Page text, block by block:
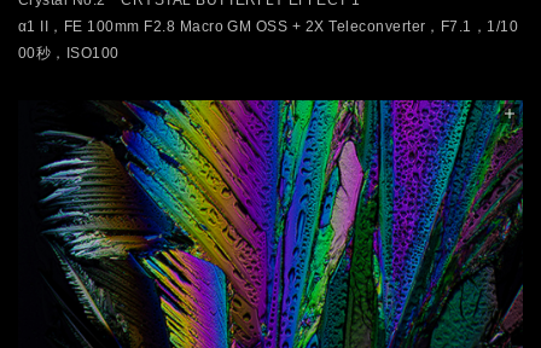
α1 II，FE 100mm F2.8 Macro GM OSS + 2X Teleconverter，F7.1，1/10
00秒，ISO100